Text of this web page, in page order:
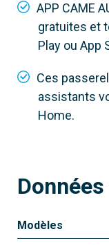
APP CAME
gratuites et
Play ou App
Ces
assistants
Home.
Modèles